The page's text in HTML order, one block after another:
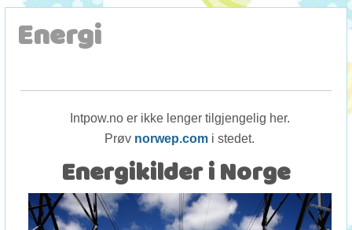
Energi
Intpow.no er ikke lenger tilgjengelig her.
Prøv norwep.com i stedet.
Energikilder i Norge